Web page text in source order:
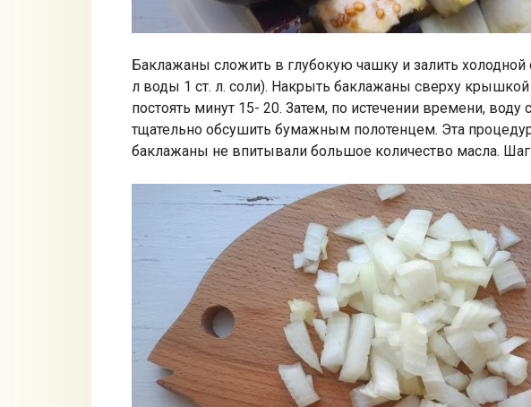
Баклажаны сложить в глубокую чашку и залить холодной
л воды 1 ст. л. соли). Накрыть баклажаны сверху
постоять минут 15- 20. Затем, по истечении времени, воду
тщательно обсушить бумажным полотенцем. Эта
баклажаны не впитывали большое количество масла. Шаг